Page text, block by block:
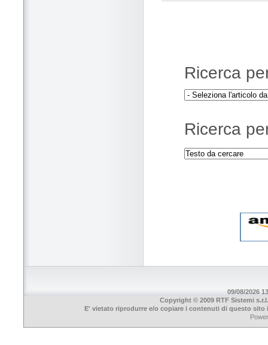
Ricerca
Ricerca
09/08/2026
Copyright © 2009 RTF Sistemi
E' vietato riprodurre e/o copiare i contenuti di questo